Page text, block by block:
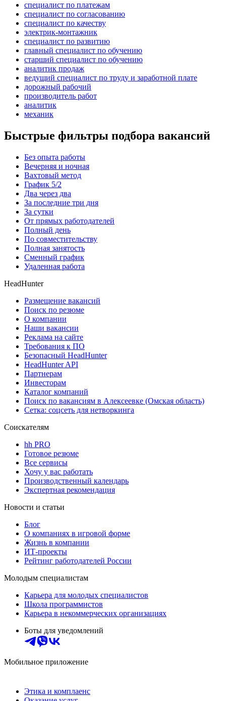
специалист по платежам
специалист по согласованию
специалист по качеству
электрик-монтажник
специалист по развитию
главный специалист по обучению
старший специалист по обучению
аналитик продаж
ведущий специалист по труду и заработной плате
дорожный рабочий
производитель работ
аналитик
механик
Быстрые фильтры подбора вакансий
Без опыта работы
Вечерняя и ночная
Вахтовый метод
График 5/2
Два через два
За последние три дня
За сутки
От прямых работодателей
Полный день
По совместительству
Полная занятость
Сменный график
Удаленная работа
HeadHunter
Размещение вакансий
Поиск по резюме
О компании
Наши вакансии
Реклама на сайте
Требования к ПО
Безопасный HeadHunter
HeadHunter API
Партнерам
Инвесторам
Каталог компаний
Поиск по вакансиям в Алексеевке (Омская область)
Сетка: соцсеть для нетворкинга
Соискателям
hh PRO
Готовое резюме
Все сервисы
Хочу у вас работать
Производственный календарь
Экспертная рекомендация
Новости и статьи
Блог
О компаниях в игровой форме
Жизнь в компании
ИТ-проекты
Рейтинг работодателей России
Молодым специалистам
Карьера для молодых специалистов
Школа программистов
Карьера в некоммерческих организациях
Боты для уведомлений
Мобильное приложение
Этика и комплаенс